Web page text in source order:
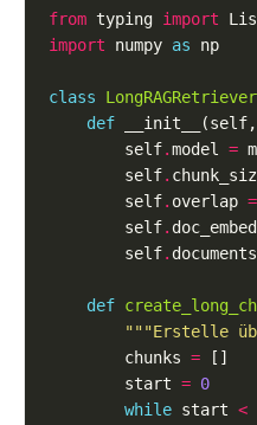
from typing import
import numpy as
class LongRAGRetriever
def __init__(self,
        self
.model =
        self
.
        self
. overlap =
        self
.
        self
. documents
def
"""Erstelle
        chunks
=
        start
= 0
while start <